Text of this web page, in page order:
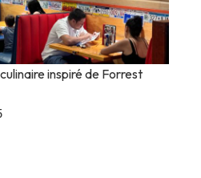
inspiré de Forrest